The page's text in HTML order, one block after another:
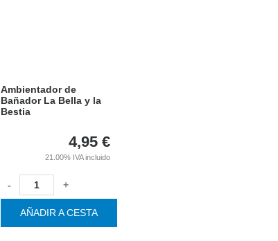
Ambientador de
Bañador La Bella y la
Bestia
4,95 €
21.00% IVA incluido
- +
AÑADIR A CESTA